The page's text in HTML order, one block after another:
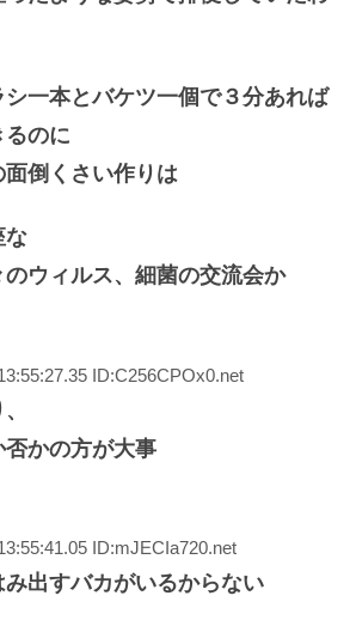
一本とバケツ一個で３分あれば
るのに
倒くさい作りは
な
ウィルス、細菌の交流会か
ID:C256CPOx0.net
かの方が大事
ID:mJECIa720.net
出すバカがいるからない